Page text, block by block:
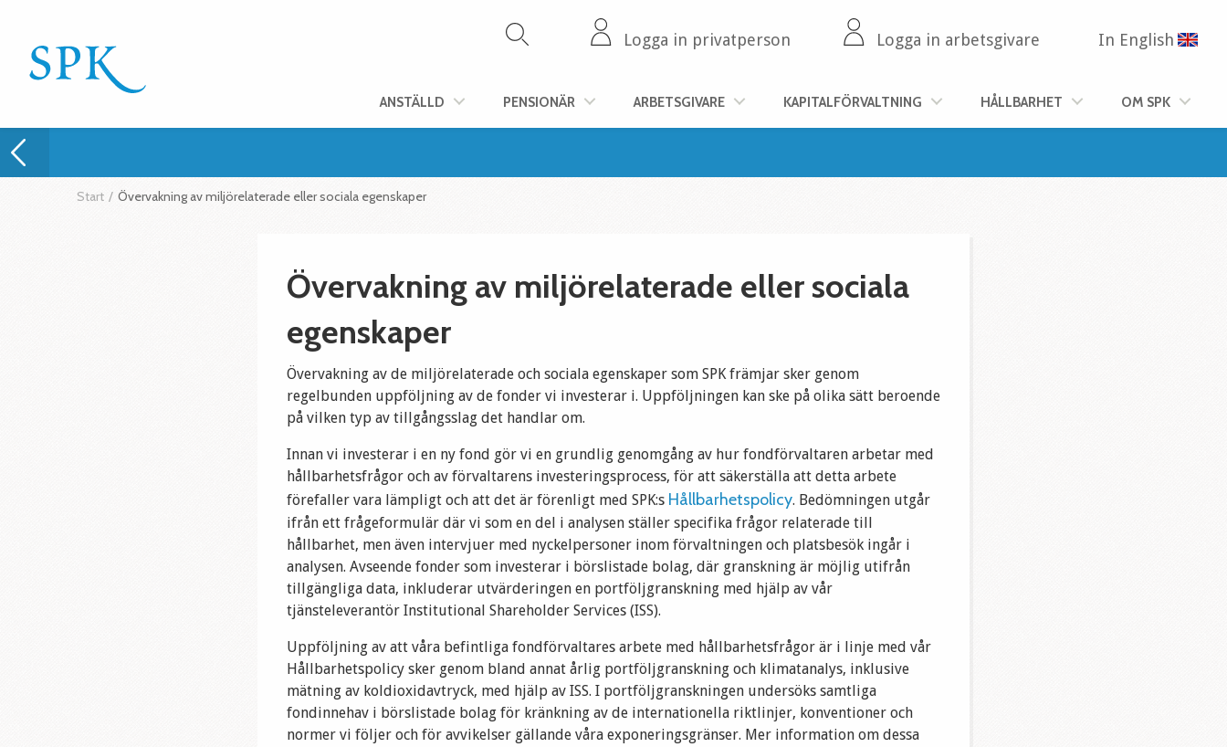
Logga in privatperson Logga in arbetsgivare In English
ANSTÄLLD PENSIONÄR ARBETSGIVARE KAPITALFÖRVALTNING HÅLLBARHET OM SPK
Start / Övervakning av miljörelaterade eller sociala egenskaper
Övervakning av miljörelaterade eller sociala
egenskaper
Övervakning av de miljörelaterade och sociala egenskaper som SPK främjar sker genom
regelbunden uppföljning av de fonder vi investerar i. Uppföljningen kan ske på olika sätt beroende
på vilken typ av tillgångsslag det handlar om.
Innan vi investerar i en ny fond gör vi en grundlig genomgång av hur fondförvaltaren arbetar med
hållbarhetsfrågor och av förvaltarens investeringsprocess, för att säkerställa att detta arbete
förefaller vara lämpligt och att det är förenligt med SPK:s Hållbarhetspolicy. Bedömningen utgår
ifrån ett frågeformulär där vi som en del i analysen ställer specifika frågor relaterade till
hållbarhet, men även intervjuer med nyckelpersoner inom förvaltningen och platsbesök ingår i
analysen. Avseende fonder som investerar i börslistade bolag, där granskning är möjlig utifrån
tillgängliga data, inkluderar utvärderingen en portföljgranskning med hjälp av vår
tjänsteleverantör Institutional Shareholder Services (ISS).
Uppföljning av att våra befintliga fondförvaltares arbete med hållbarhetsfrågor är i linje med vår
Hållbarhetspolicy sker genom bland annat årlig portföljgranskning och klimatanalys, inklusive
mätning av koldioxidavtryck, med hjälp av ISS. I portföljgranskningen undersöks samtliga
fondinnehav i börslistade bolag för kränkning av de internationella riktlinjer, konventioner och
normer vi följer och för avvikelser gällande våra exponeringsgränser. Mer information om dessa